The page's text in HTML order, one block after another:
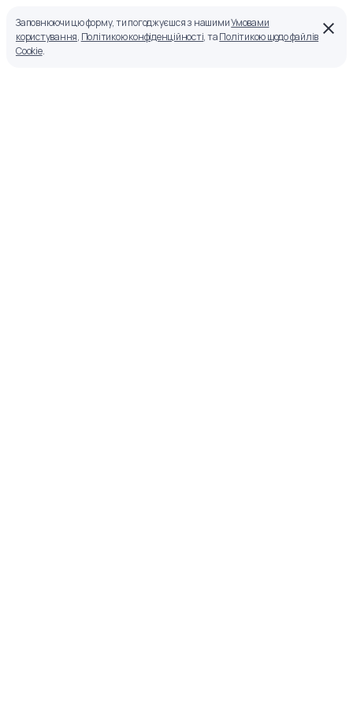
Заповнюючи цю форму, ти погоджуєшся з нашимиУмовами
користування, Політикою конфіденційності, таПолітикою щодо файлів
Cookie.